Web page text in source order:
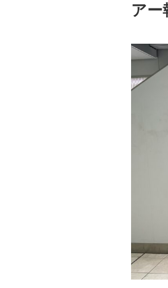
抱
え
台
風
と
対
終
の
新
アー